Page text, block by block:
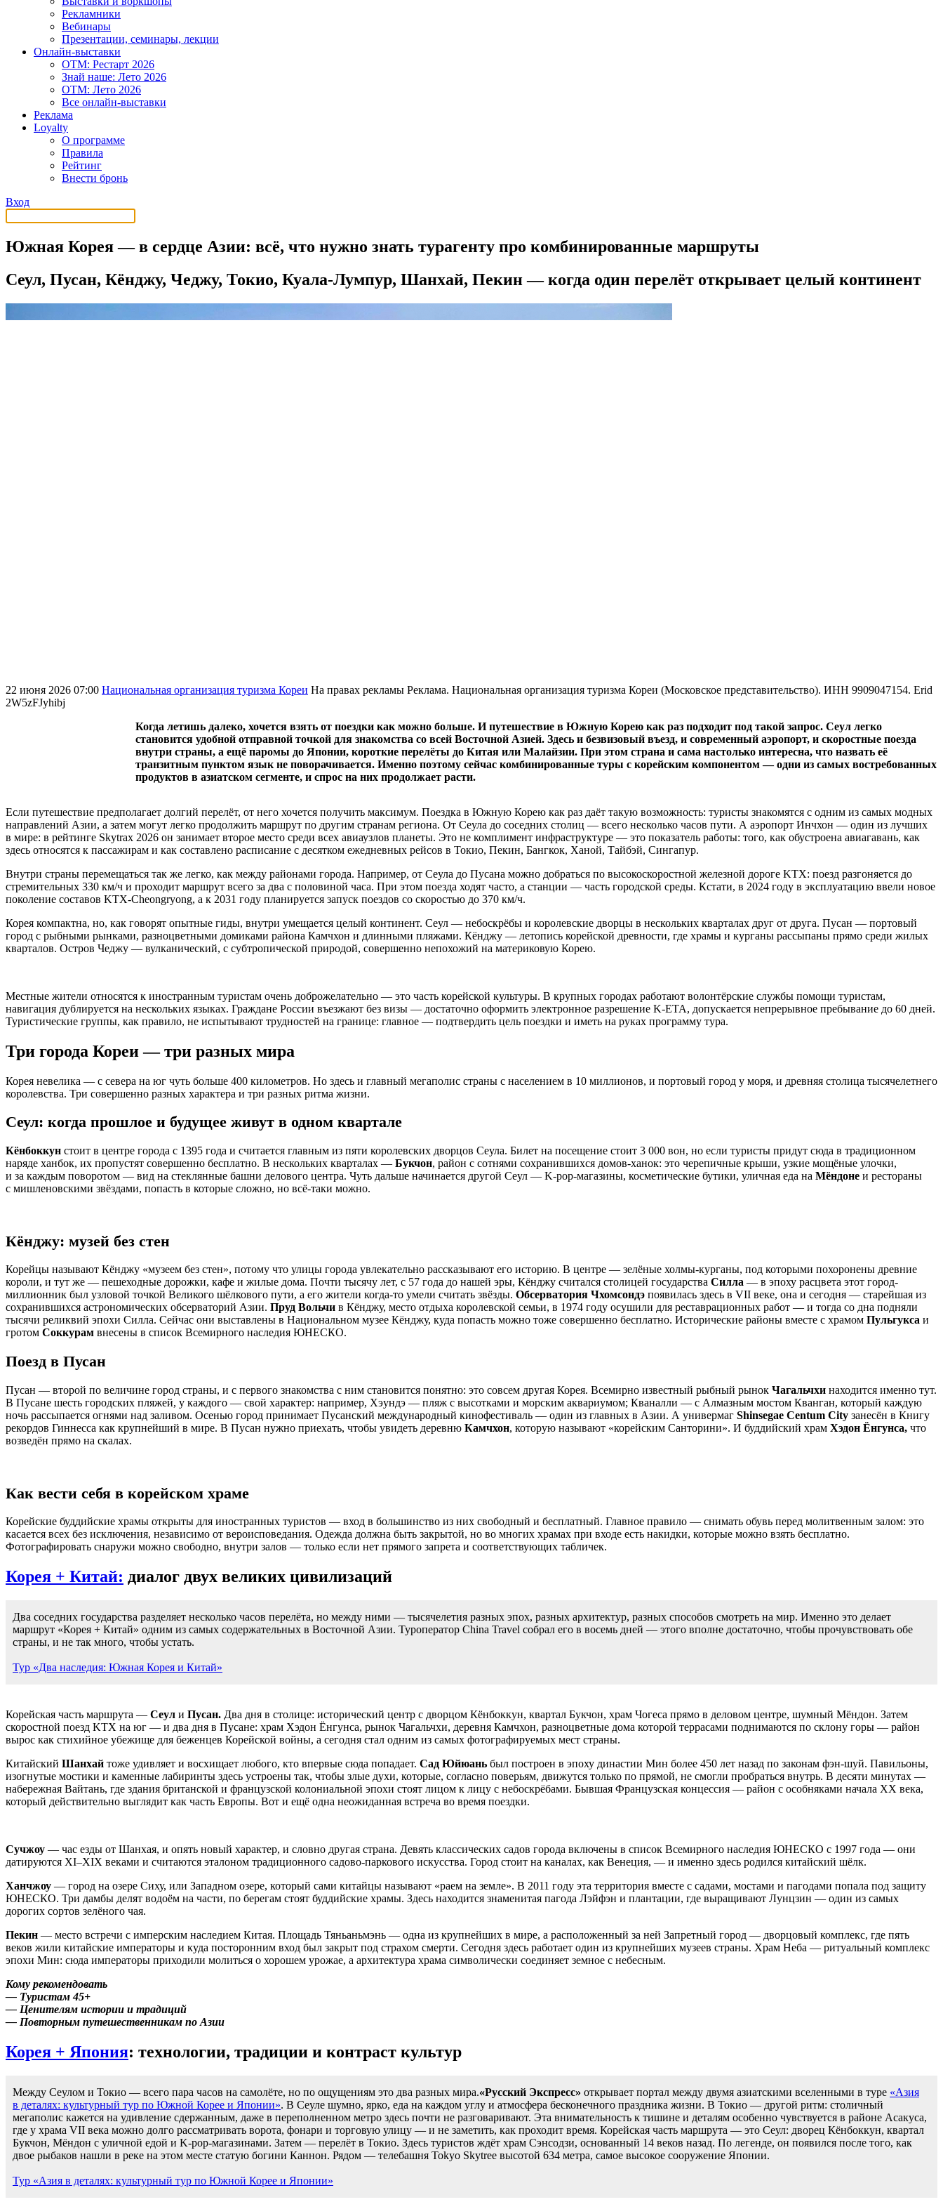
Рекламники
Вебинары
Презентации, семинары, лекции
Онлайн-выставки
OTM: Рестарт 2026
Знай наше: Лето 2026
OTM: Лето 2026
Все онлайн-выставки
Реклама
Loyalty
О программе
Правила
Рейтинг
Внести бронь
Вход
Южная Корея — в сердце Азии: всё, что нужно знать турагенту про комбинированные маршруты
Сеул, Пусан, Кёнджу, Чеджу, Токио, Куала-Лумпур, Шанхай, Пекин — когда один перелёт открывает целый континент
22 июня 2026 07:00 Национальная организация туризма Кореи На правах рекламы Реклама. Национальная организация туризма Кореи (Московское представительство). ИНН 9909047154. Erid
2W5zFJyhibj
Когда летишь далеко, хочется взять от поездки как можно больше. И путешествие в Южную Корею как раз подходит под такой запрос. Сеул легко
становится удобной отправной точкой для знакомства со всей Восточной Азией. Здесь и безвизовый въезд, и современный аэропорт, и скоростные поезда
внутри страны, а ещё паромы до Японии, короткие перелёты до Китая или Малайзии. При этом страна и сама настолько интересна, что назвать её
транзитным пунктом язык не поворачивается. Именно поэтому сейчас комбинированные туры с корейским компонентом — одни из самых востребованных
продуктов в азиатском сегменте, и спрос на них продолжает расти.
Если путешествие предполагает долгий перелёт, от него хочется получить максимум. Поездка в Южную Корею как раз даёт такую возможность: туристы знакомятся с одним из самых модных
направлений Азии, а затем могут легко продолжить маршрут по другим странам региона. От Сеула до соседних столиц — всего несколько часов пути. А аэропорт Инчхон — один из лучших
в мире: в рейтинге Skytrax 2026 он занимает второе место среди всех авиаузлов планеты. Это не комплимент инфраструктуре — это показатель работы: того, как обустроена авиагавань, как
здесь относятся к пассажирам и как составлено расписание с десятком ежедневных рейсов в Токио, Пекин, Бангкок, Ханой, Тайбэй, Сингапур.
Внутри страны перемещаться так же легко, как между районами города. Например, от Сеула до Пусана можно добраться по высокоскоростной железной дороге KTX: поезд разгоняется до
стремительных 330 км/ч и проходит маршрут всего за два с половиной часа. При этом поезда ходят часто, а станции — часть городской среды. Кстати, в 2024 году в эксплуатацию ввели новое
поколение составов KTX-Cheongryong, а к 2031 году планируется запуск поездов со скоростью до 370 км/ч.
Корея компактна, но, как говорят опытные гиды, внутри умещается целый континент. Сеул — небоскрёбы и королевские дворцы в нескольких кварталах друг от друга. Пусан — портовый
город с рыбными рынками, разноцветными домиками района Камчхон и длинными пляжами. Кёнджу — летопись корейской древности, где храмы и курганы рассыпаны прямо среди жилых
кварталов. Остров Чеджу — вулканический, с субтропической природой, совершенно непохожий на материковую Корею.
Местные жители относятся к иностранным туристам очень доброжелательно — это часть корейской культуры. В крупных городах работают волонтёрские службы помощи туристам,
навигация дублируется на нескольких языках. Граждане России въезжают без визы — достаточно оформить электронное разрешение K-ETA, допускается непрерывное пребывание до 60 дней.
Туристические группы, как правило, не испытывают трудностей на границе: главное — подтвердить цель поездки и иметь на руках программу тура.
Три города Кореи — три разных мира
Корея невелика — с севера на юг чуть больше 400 километров. Но здесь и главный мегаполис страны с населением в 10 миллионов, и портовый город у моря, и древняя столица тысячелетнего
королевства. Три совершенно разных характера и три разных ритма жизни.
Сеул: когда прошлое и будущее живут в одном квартале
Кёнбоккун стоит в центре города с 1395 года и считается главным из пяти королевских дворцов Сеула. Билет на посещение стоит 3 000 вон, но если туристы придут сюда в традиционном
наряде ханбок, их пропустят совершенно бесплатно. В нескольких кварталах — Букчон, район с сотнями сохранившихся домов-ханок: это черепичные крыши, узкие мощёные улочки,
и за каждым поворотом — вид на стеклянные башни делового центра. Чуть дальше начинается другой Сеул — K-pop-магазины, косметические бутики, уличная еда на Мёндоне и рестораны
с мишленовскими звёздами, попасть в которые сложно, но всё-таки можно.
Кёнджу: музей без стен
Корейцы называют Кёнджу «музеем без стен», потому что улицы города увлекательно рассказывают его историю. В центре — зелёные холмы-курганы, под которыми похоронены древние
короли, и тут же — пешеходные дорожки, кафе и жилые дома. Почти тысячу лет, с 57 года до нашей эры, Кёнджу считался столицей государства Силла — в эпоху расцвета этот город-
миллионник был узловой точкой Великого шёлкового пути, а его жители когда-то умели считать звёзды. Обсерватория Чхомсондэ появилась здесь в VII веке, она и сегодня — старейшая из
сохранившихся астрономических обсерваторий Азии. Пруд Вольчи в Кёнджу, место отдыха королевской семьи, в 1974 году осушили для реставрационных работ — и тогда со дна подняли
тысячи реликвий эпохи Силла. Сейчас они выставлены в Национальном музее Кёнджу, куда попасть можно тоже совершенно бесплатно. Исторические районы вместе с храмом Пульгукса и
гротом Соккурам внесены в список Всемирного наследия ЮНЕСКО.
Поезд в Пусан
Пусан — второй по величине город страны, и с первого знакомства с ним становится понятно: это совсем другая Корея. Всемирно известный рыбный рынок Чагальчхи находится именно тут.
В Пусане шесть городских пляжей, у каждого — свой характер: например, Хэундэ — пляж с высотками и морским аквариумом; Кваналли — с Алмазным мостом Кванган, который каждую
ночь рассыпается огнями над заливом. Осенью город принимает Пусанский международный кинофестиваль — один из главных в Азии. А универмаг Shinsegae Centum City занесён в Книгу
рекордов Гиннесса как крупнейший в мире. В Пусан нужно приехать, чтобы увидеть деревню Камчхон, которую называют «корейским Санторини». И буддийский храм Хэдон Ёнгунса, что
возведён прямо на скалах.
Как вести себя в корейском храме
Корейские буддийские храмы открыты для иностранных туристов — вход в большинство из них свободный и бесплатный. Главное правило — снимать обувь перед молитвенным залом: это
касается всех без исключения, независимо от вероисповедания. Одежда должна быть закрытой, но во многих храмах при входе есть накидки, которые можно взять бесплатно.
Фотографировать снаружи можно свободно, внутри залов — только если нет прямого запрета и соответствующих табличек.
Корея + Китай: диалог двух великих цивилизаций
Два соседних государства разделяет несколько часов перелёта, но между ними — тысячелетия разных эпох, разных архитектур, разных способов смотреть на мир. Именно это делает
маршрут «Корея + Китай» одним из самых содержательных в Восточной Азии. Туроператор China Travel собрал его в восемь дней — этого вполне достаточно, чтобы прочувствовать обе
страны, и не так много, чтобы устать.
Тур «Два наследия: Южная Корея и Китай»
Корейская часть маршрута — Сеул и Пусан. Два дня в столице: исторический центр с дворцом Кёнбоккун, квартал Букчон, храм Чогеса прямо в деловом центре, шумный Мёндон. Затем
скоростной поезд KTX на юг — и два дня в Пусане: храм Хэдон Ёнгунса, рынок Чагальчхи, деревня Камчхон, разноцветные дома которой террасами поднимаются по склону горы — район
вырос как стихийное убежище для беженцев Корейской войны, а сегодня стал одним из самых фотографируемых мест страны.
Китайский Шанхай тоже удивляет и восхищает любого, кто впервые сюда попадает. Сад Юйюань был построен в эпоху династии Мин более 450 лет назад по законам фэн-шуй. Павильоны,
изогнутые мостики и каменные лабиринты здесь устроены так, чтобы злые духи, которые, согласно поверьям, движутся только по прямой, не смогли пробраться внутрь. В десяти минутах —
набережная Вайтань, где здания британской и французской колониальной эпохи стоят лицом к лицу с небоскрёбами. Бывшая Французская концессия — район с особняками начала XX века,
который действительно выглядит как часть Европы. Вот и ещё одна неожиданная встреча во время поездки.
Сучжоу — час езды от Шанхая, и опять новый характер, и словно другая страна. Девять классических садов города включены в список Всемирного наследия ЮНЕСКО с 1997 года — они
датируются XI–XIX веками и считаются эталоном традиционного садово-паркового искусства. Город стоит на каналах, как Венеция, — и именно здесь родился китайский шёлк.
Ханчжоу — город на озере Сиху, или Западном озере, который сами китайцы называют «раем на земле». В 2011 году эта территория вместе с садами, мостами и пагодами попала под защиту
ЮНЕСКО. Три дамбы делят водоём на части, по берегам стоят буддийские храмы. Здесь находится знаменитая пагода Лэйфэн и плантации, где выращивают Лунцзин — один из самых
дорогих сортов зелёного чая.
Пекин — место встречи с имперским наследием Китая. Площадь Тяньаньмэнь — одна из крупнейших в мире, а расположенный за ней Запретный город — дворцовый комплекс, где пять
веков жили китайские императоры и куда посторонним вход был закрыт под страхом смерти. Сегодня здесь работает один из крупнейших музеев страны. Храм Неба — ритуальный комплекс
эпохи Мин: сюда императоры приходили молиться о хорошем урожае, а архитектура храма символически соединяет земное с небесным.
Кому рекомендовать
— Туристам 45+
— Ценителям истории и традиций
— Повторным путешественникам по Азии
Корея + Япония: технологии, традиции и контраст культур
Между Сеулом и Токио — всего пара часов на самолёте, но по ощущениям это два разных мира.«Русский Экспресс» открывает портал между двумя азиатскими вселенными в туре «Азия
в деталях: культурный тур по Южной Корее и Японии». В Сеуле шумно, ярко, еда на каждом углу и атмосфера бесконечного праздника жизни. В Токио — другой ритм: столичный
мегаполис кажется на удивление сдержанным, даже в переполненном метро здесь почти не разговаривают. Эта внимательность к тишине и деталям особенно чувствуется в районе Асакуса,
где у храма VII века можно долго рассматривать ворота, фонари и торговую улицу — и не заметить, как проходит время. Корейская часть маршрута — это Сеул: дворец Кёнбоккун, квартал
Букчон, Мёндон с уличной едой и K-pop-магазинами. Затем — перелёт в Токио. Здесь туристов ждёт храм Сэнсодзи, основанный 14 веков назад. По легенде, он появился после того, как
двое рыбаков нашли в реке на этом месте статую богини Каннон. Рядом — телебашня Tokyo Skytree высотой 634 метра, самое высокое сооружение Японии.
Тур «Азия в деталях: культурный тур по Южной Корее и Японии»